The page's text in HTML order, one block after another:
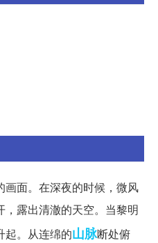
面。在深夜的时候，微风
露出清澈的天空。当黎明
起。从连绵的山脉断处俯